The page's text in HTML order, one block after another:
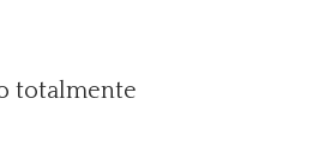
totalmente